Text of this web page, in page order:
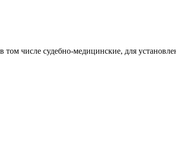
числе судебно-медицинские, для